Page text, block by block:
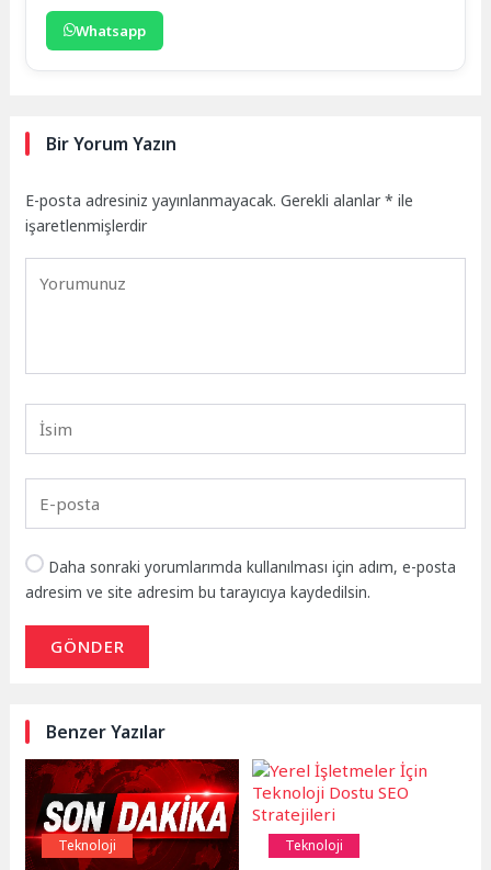
Whatsapp
Bir Yorum Yazın
E-posta adresiniz yayınlanmayacak. Gerekli alanlar* ile
işaretlenmişlerdir
Daha sonraki yorumlarımda kullanılması için adım, e-posta
adresim ve site adresim bu tarayıcıya kaydedilsin.
GÖNDER
Benzer Yazılar
Teknoloji Teknoloji